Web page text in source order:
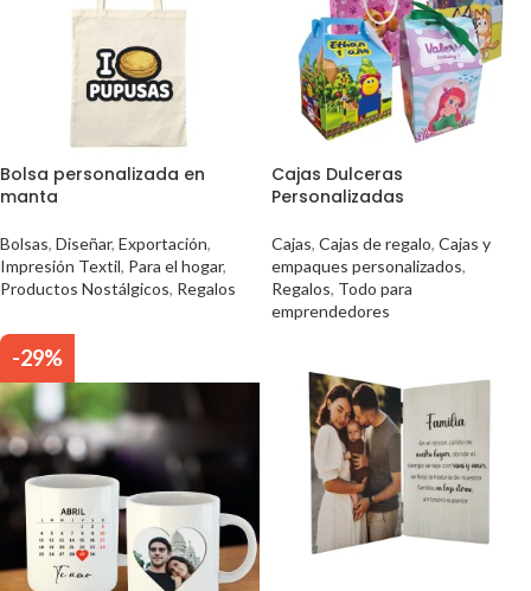
Bolsa personalizada en
manta
Bolsas, Diseñar, Exportación,
Impresión Textil, Para el hogar,
Productos Nostálgicos, Regalos
Cajas Dulceras
Personalizadas
Cajas, Cajas de regalo, Cajas y
empaques personalizados,
Regalos, Todo para
emprendedores
-29%